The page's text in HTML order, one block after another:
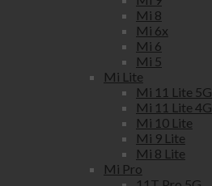
Mi 8
Mi 6x
Mi 6
Mi 5
Mi Lite
Mi 11 Lite 5G
Mi 11 Lite 4G
Mi 10 Lite
Mi 9 Lite
Mi 8 Lite
Mi Pro